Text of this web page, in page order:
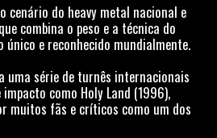
cenário do heavy metal nacional e
combina o peso e a técnica do
e reconhecido mundialmente.
uma série de turnês internacionais
como Holy Land (1996),
muitos fãs e críticos como um dos